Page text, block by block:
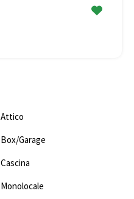
Attico
Box/Garage
Cascina
Monolocale